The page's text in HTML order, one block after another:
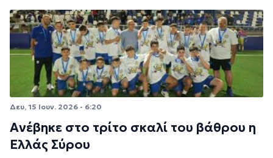
Δευ, 15 Ιουν. 2026 - 6:20
Ανέβηκε στο τρίτο σκαλί του βάθρου η
Ελλάς Σύρου